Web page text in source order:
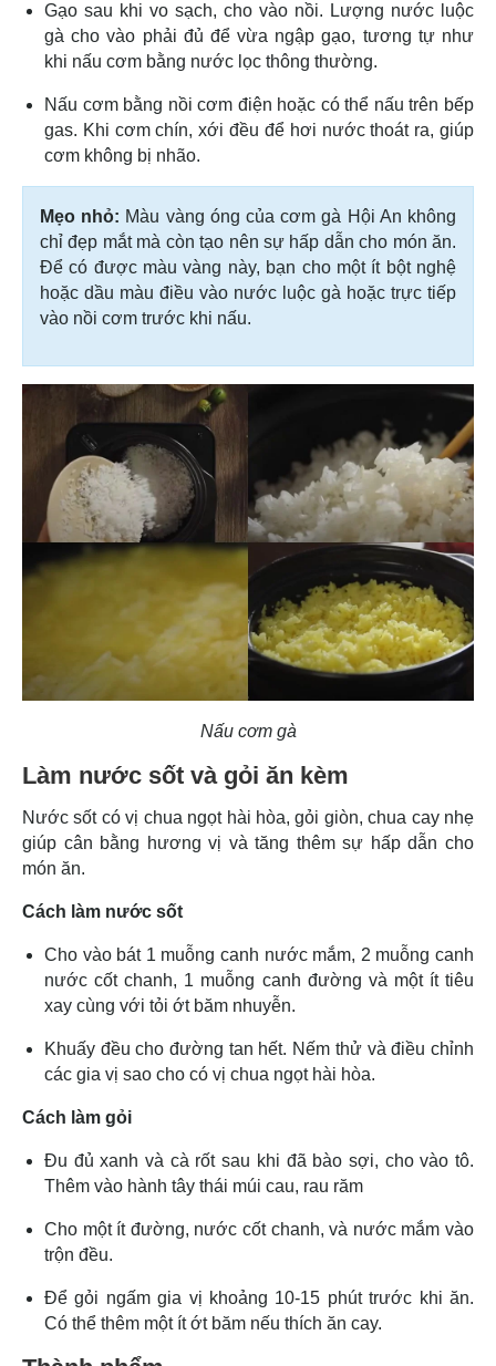
Gạo sau khi vo sạch, cho vào nồi. Lượng nước luộc
gà cho vào phải đủ để vừa ngập gạo, tương tự như
khi nấu cơm bằng nước lọc thông thường.
Nấu cơm bằng nồi cơm điện hoặc có thể nấu trên bếp
gas. Khi cơm chín, xới đều để hơi nước thoát ra, giúp
cơm không bị nhão.
Mẹo nhỏ: Màu vàng óng của cơm gà Hội An không
chỉ đẹp mắt mà còn tạo nên sự hấp dẫn cho món ăn.
Để có được màu vàng này, bạn cho một ít bột nghệ
hoặc dầu màu điều vào nước luộc gà hoặc trực tiếp
vào nồi cơm trước khi nấu.
Nấu cơm gà
Làm nước sốt và gỏi ăn kèm
Nước sốt có vị chua ngọt hài hòa, gỏi giòn, chua cay nhẹ
giúp cân bằng hương vị và tăng thêm sự hấp dẫn cho
món ăn.
Cách làm nước sốt
Cho vào bát 1 muỗng canh nước mắm, 2 muỗng canh
nước cốt chanh, 1 muỗng canh đường và một ít tiêu
xay cùng với tỏi ớt băm nhuyễn.
Khuấy đều cho đường tan hết. Nếm thử và điều chỉnh
các gia vị sao cho có vị chua ngọt hài hòa.
Cách làm gỏi
Đu đủ xanh và cà rốt sau khi đã bào sợi, cho vào tô.
Thêm vào hành tây thái múi cau, rau răm
Cho một ít đường, nước cốt chanh, và nước mắm vào
trộn đều.
Để gỏi ngấm gia vị khoảng 10-15 phút trước khi ăn.
Có thể thêm một ít ớt băm nếu thích ăn cay.